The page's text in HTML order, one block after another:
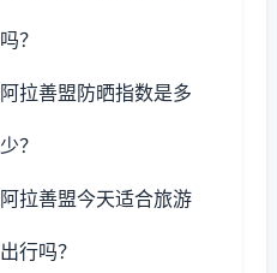
吗？
阿拉善盟防晒指数是多
少？
阿拉善盟今天适合旅游
出行吗？